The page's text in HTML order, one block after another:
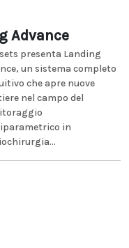
Advance
presenta Landing
un sistema completo
che apre nuove
nel campo del
in